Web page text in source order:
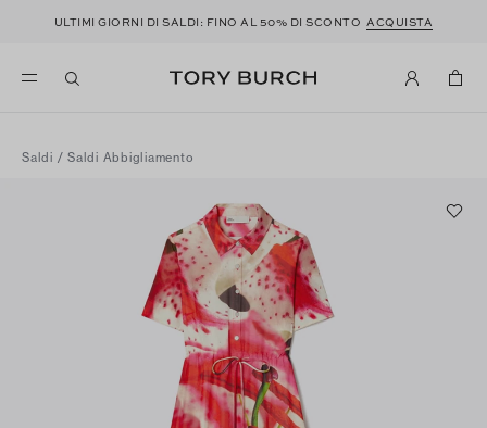
ULTIMI GIORNI DI SALDI: FINO AL 50% DI SCONTO ACQUISTA
Saldi / Saldi Abbigliamento